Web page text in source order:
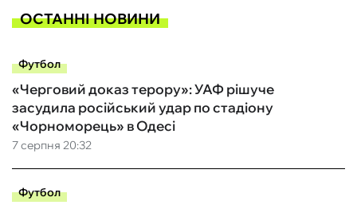
ОСТАННІ НОВИНИ
Футбол
7 серпня 20:32
«Черговий доказ терору»: УАФ рішуче
засудила російський удар по стадіону
«Чорноморець» в Одесі
Футбол